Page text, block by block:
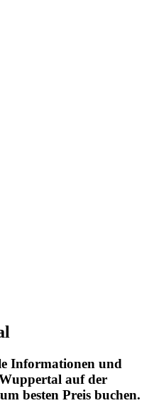
Informationen und
auf der
besten Preis buchen.